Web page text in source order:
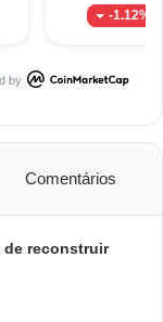
-1.12%
by
Comentários
de reconstruir